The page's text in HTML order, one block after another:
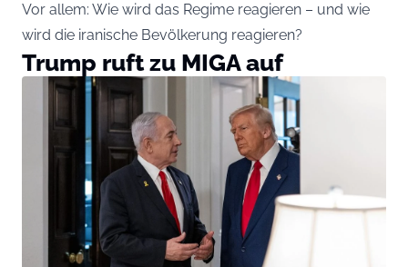
Vor allem: Wie wird das Regime reagieren – und wie
wird die iranische Bevölkerung reagieren?
Trump ruft zu MIGA auf